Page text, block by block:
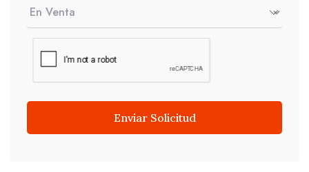
Enviar Solicitud